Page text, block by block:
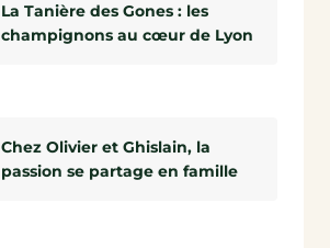
La Tanière des Gones : les
champignons au cœur de Lyon
Chez Olivier et Ghislain, la
passion se partage en famille